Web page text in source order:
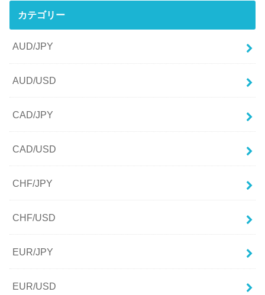
カテゴリー
AUD/JPY
AUD/USD
CAD/JPY
CAD/USD
CHF/JPY
CHF/USD
EUR/JPY
EUR/USD